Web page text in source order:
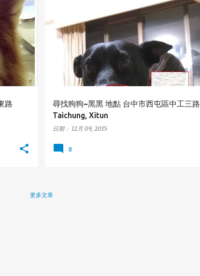
路
+
尋找狗狗~黑黑 地點 台中市西屯區中工三路
Taichung, Xitun
日期： 12月 09, 2015
TAICHUNG
0
更多文章